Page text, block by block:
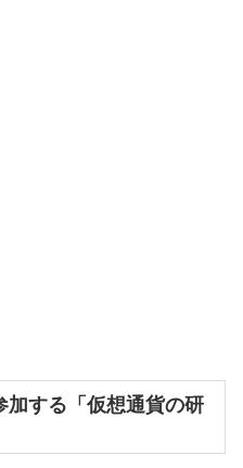
加する「仮想通貨の研